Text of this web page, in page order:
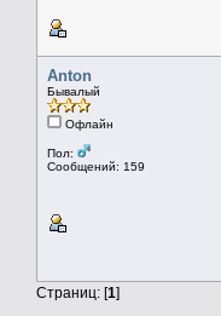
Anton
Бывалый
Офлайн
Пол:
Сообщений: 159
Страниц: [1]